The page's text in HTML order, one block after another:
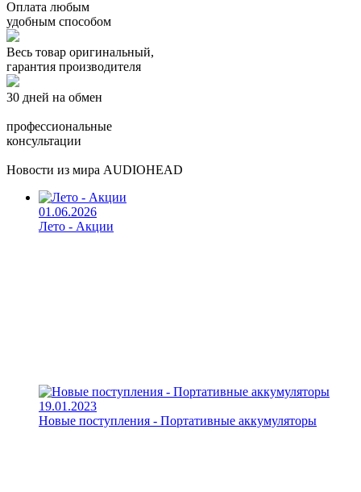
Оплата любым
удобным способом
Весь товар оригинальный,
гарантия производителя
30 дней на обмен
профессиональные
консультации
Новости из мира AUDIOHEAD
01.06.2026
Лето - Акции
19.01.2023
Новые поступления - Портативные аккумуляторы